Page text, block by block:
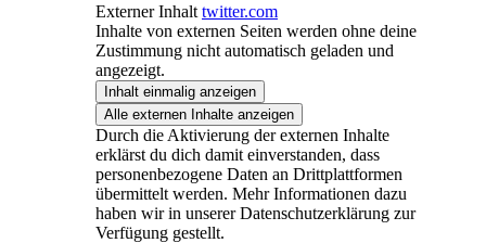
Externer Inhalt twitter.com
Inhalte von externen Seiten werden ohne deine
Zustimmung nicht automatisch geladen und
angezeigt.
Inhalt einmalig anzeigen
Alle externen Inhalte anzeigen
Durch die Aktivierung der externen Inhalte
erklärst du dich damit einverstanden, dass
personenbezogene Daten an Drittplattformen
übermittelt werden. Mehr Informationen dazu
haben wir in unserer Datenschutzerklärung zur
Verfügung gestellt.